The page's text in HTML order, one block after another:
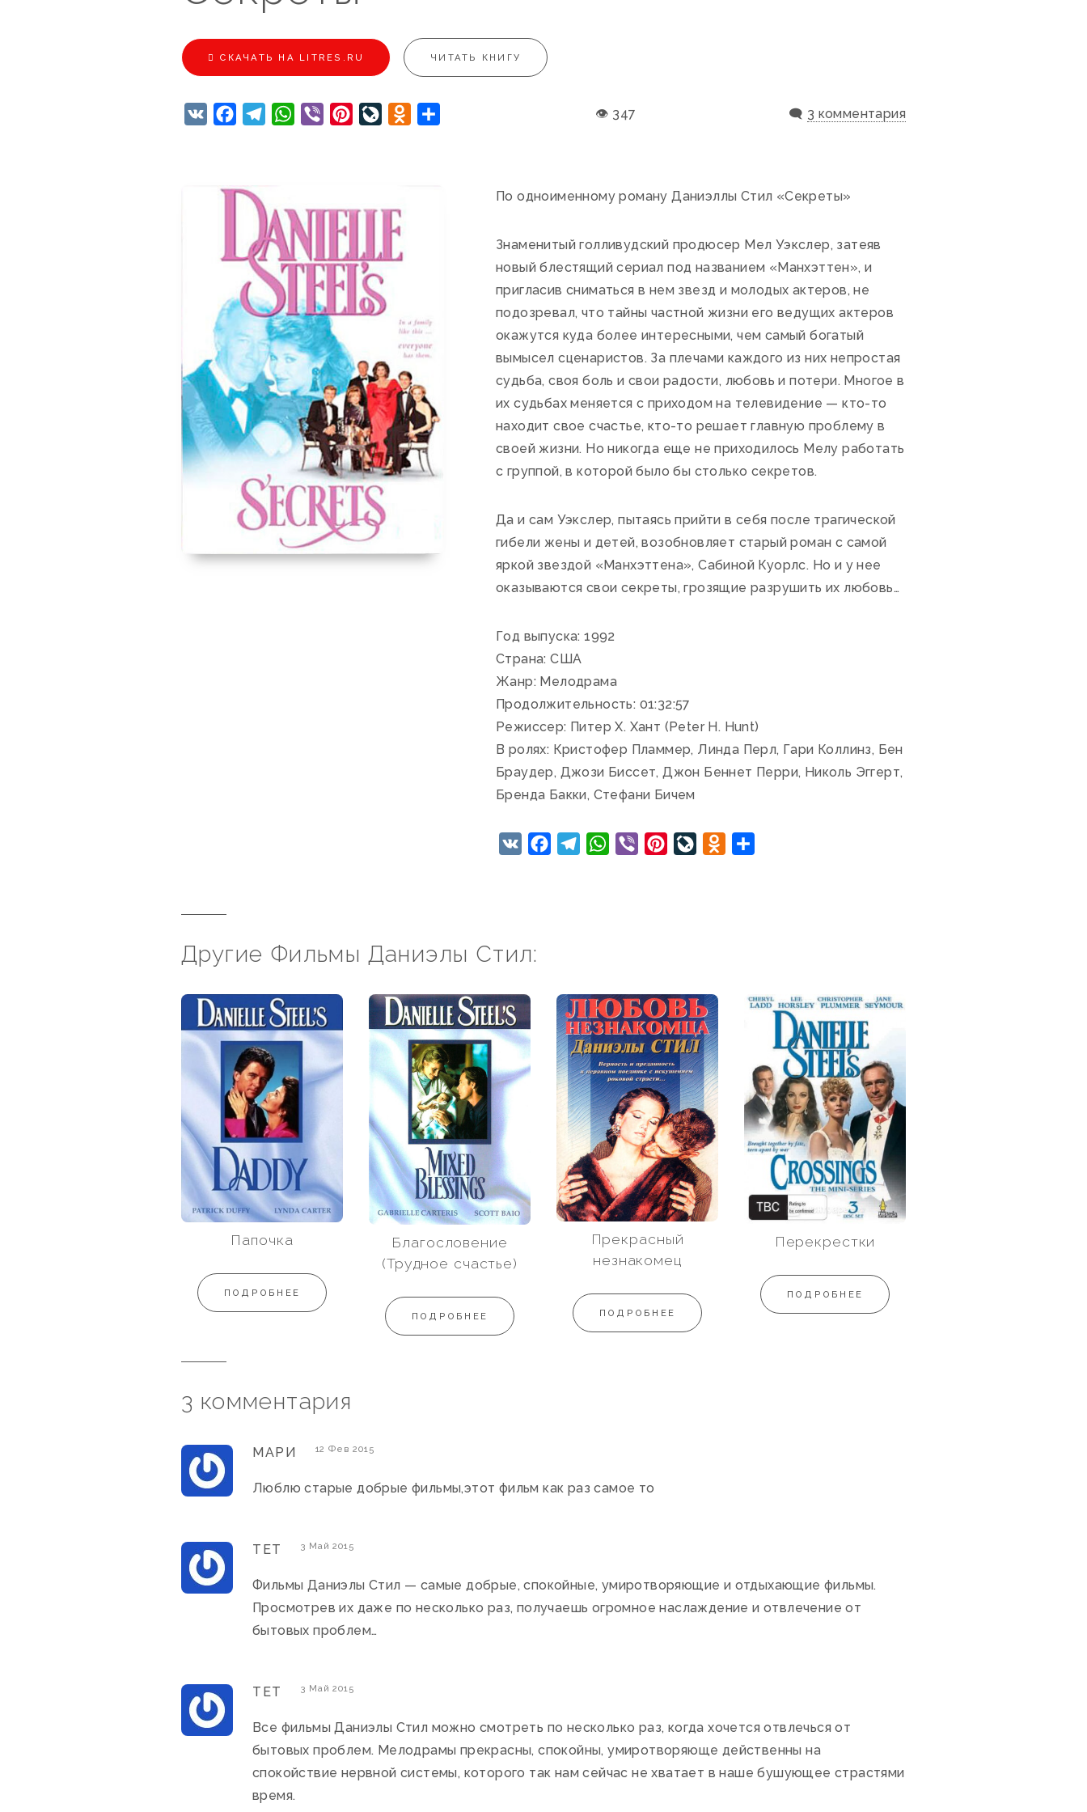
CКАЧАТЬ НА LITRES.RU ЧИТАТЬ КНИГУ
VK FacebookTelegramWhatsApp
Viber PinterestLiveJournalOdnoklassniki 👁 347 🗨️ 3 комментария
По одноименному роману Даниэллы Стил «Секреты»
Знаменитый голливудский продюсер Мел Уэкслер, затеяв
новый блестящий сериал под названием «Манхэттен», и
пригласив сниматься в нем звезд и молодых актеров, не
подозревал, что тайны частной жизни его ведущих актеров
окажутся куда более интересными, чем самый богатый
вымысел сценаристов. За плечами каждого из них непростая
судьба, своя боль и свои радости, любовь и потери. Многое в
их судьбах меняется с приходом на телевидение — кто-то
находит свое счастье, кто-то решает главную проблему в
своей жизни. Но никогда еще не приходилось Мелу работать
с группой, в которой было бы столько секретов.
Да и сам Уэкслер, пытаясь прийти в себя после трагической
гибели жены и детей, возобновляет старый роман с самой
яркой звездой «Манхэттена», Сабиной Куорлс. Но и у нее
оказываются свои секреты, грозящие разрушить их любовь…
Год выпуска: 1992
Страна: США
Жанр: Мелодрама
Продолжительность: 01:32:57
Режиссер: Питер Х. Хант (Peter H. Hunt)
В ролях: Кристофер Пламмер, Линда Перл, Гари Коллинз, Бен
Браудер, Джози Биссет, Джон Беннет Перри, Николь Эггерт,
Бренда Бакки, Стефани Бичем
VK FacebookTelegramWhatsApp
Viber PinterestLiveJournalOdnoklassniki
Другие Фильмы Даниэлы Стил:
Папочка
ПОДРОБНЕЕ
Благословение
(Трудное счастье)
ПОДРОБНЕЕ
Прекрасный
незнакомец
ПОДРОБНЕЕ
Перекрестки
ПОДРОБНЕЕ
3 комментария
МАРИ 12 Фев 2015
Люблю старые добрые фильмы,этот фильм как раз самое то
ТЕТ 3 Май 2015
Фильмы Даниэлы Стил — самые добрые, спокойные, умиротворяющие и отдыхающие фильмы.
Просмотрев их даже по несколько раз, получаешь огромное наслаждение и отвлечение от
бытовых проблем…
ТЕТ 3 Май 2015
Все фильмы Даниэлы Стил можно смотреть по несколько раз, когда хочется отвлечься от
бытовых проблем. Мелодрамы прекрасны, спокойны, умиротворяюще действенны на
спокойствие нервной системы, которого так нам сейчас не хватает в наше бушующее страстями
время.